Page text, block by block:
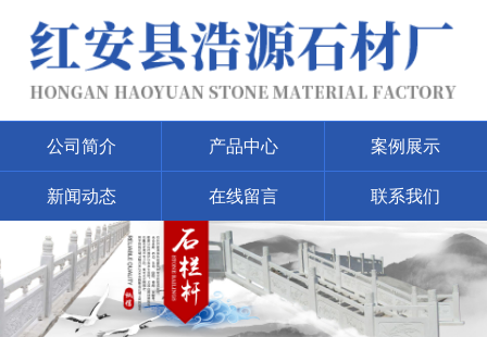
公司简介 产品中心 案例展示
新闻动态 在线留言 联系我们